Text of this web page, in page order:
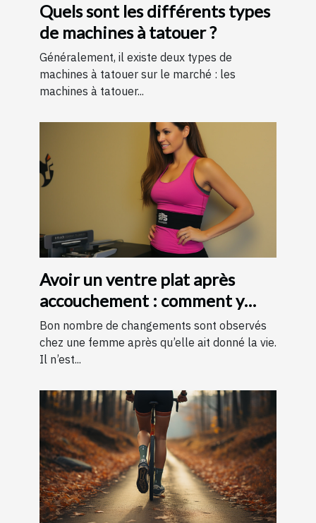
Quels sont les différents types
de machines à tatouer ?
Généralement, il existe deux types de
machines à tatouer sur le marché : les
machines à tatouer...
Avoir un ventre plat après
accouchement : comment y
parvenir ?
Bon nombre de changements sont observés
chez une femme après qu’elle ait donné la vie.
Il n’est...